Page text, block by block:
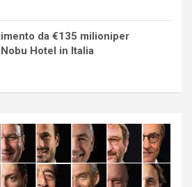
da €135 milioniper
Hotel in Italia